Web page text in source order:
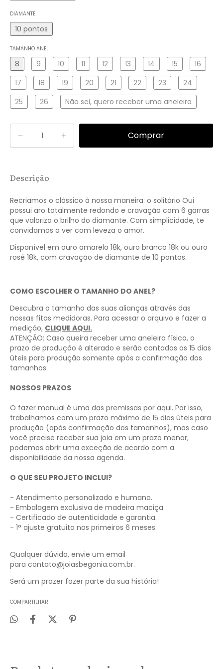
DIAMANTE
10 pontos
TAMANHO ANEL
8 9 10 11 12 13 14 15
16
17
18 19 20 21 22 23
24
25
26 Não sei, quero receber uma aneleira
Descrição
Recriamos o clássico à nossa maneira: o solitário Oui
possui aro totalmente redondo e cravação com 6 garras
que valoriza o brilho do diamante. Com simplicidade, te
convidamos a ver com leveza o amor.
Disponível em ouro amarelo 18k, ouro branco 18k ou ouro
rosé 18k, com cravação de diamante de 10 pontos.
COMO ESCOLHER O TAMANHO DO ANEL?
Descubra o tamanho das suas alianças através das
nossas fitas medidoras. Para acessar o arquivo e fazer a
medição, CLIQUE AQUI.
ATENÇÃO: Caso queira receber uma aneleira física, o
prazo de produção é alterado e serão contados os 15 dias
úteis para produção somente após a confirmação dos
tamanhos.
NOSSOS PRAZOS
O fazer manual é uma das premissas por aqui. Por isso,
trabalhamos com um prazo máximo de 15 dias úteis para
produção (após confirmação dos tamanhos), mas caso
você precise receber sua joia em um prazo menor,
podemos abrir uma exceção de acordo com a
disponibilidade da nossa agenda.
O QUE SEU PROJETO INCLUI?
- Atendimento personalizado e humano.
- Embalagem exclusiva de madeira maciça.
- Certificado de autenticidade e garantia.
- 1° ajuste gratuito nos primeiros 6 meses.
Qualquer dúvida, envie um email
para contato@joiasbegonia.com.br.
Será um prazer fazer parte da sua história!
COMPARTILHAR